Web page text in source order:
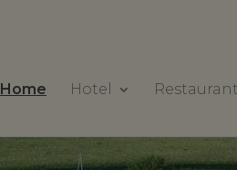
Home Hotel Restaurant